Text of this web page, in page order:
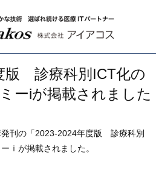
版 診療科別ICT化の
ーiが掲載されました
発刊の「2023-2024年度版 診療科別
ｉが掲載されました。